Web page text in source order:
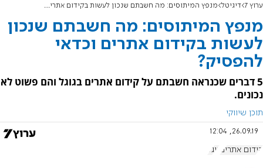
ערוץ 7 דיגיטל מנפץ המיתוסים: מה חשבתם שנכון לעשות בקידום אתרים וכדאי להפסיק?
מנפץ המיתוסים: מה חשבתם שנכון
לעשות בקידום אתרים וכדאי
להפסיק?
5 דברים שכנראה חשבתם על קידום אתרים בגוגל והם פשוט לא
נכונים.
תוכן שיווקי
26.09.19, 12:04
קידום אתרים גוגל